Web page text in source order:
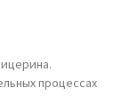
процессах